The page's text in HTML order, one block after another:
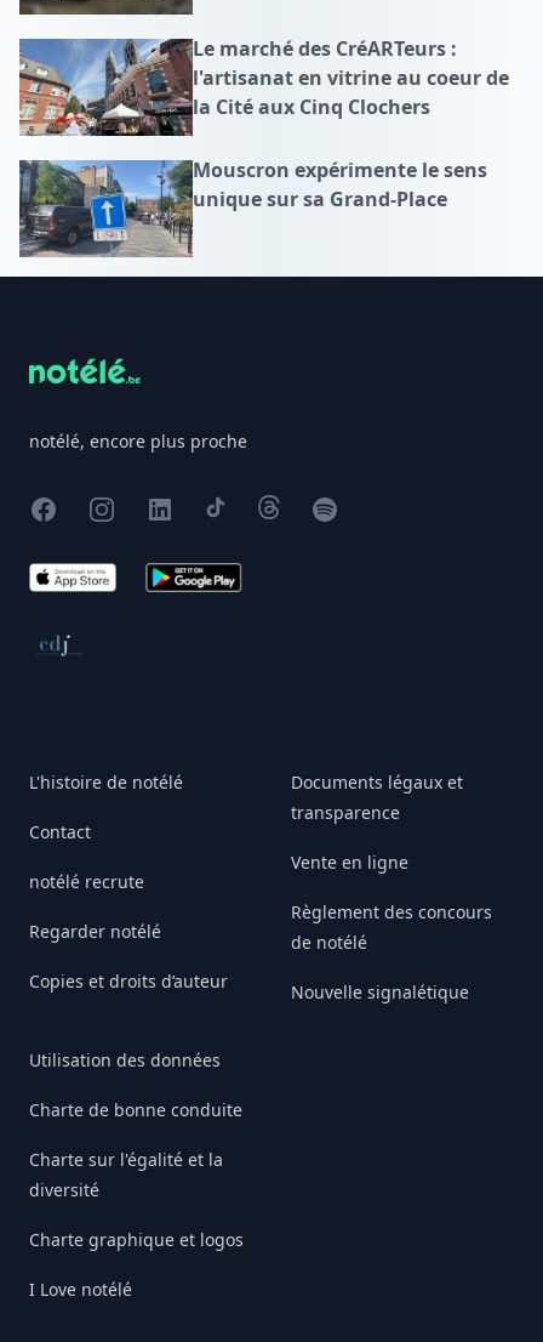
Le marché des CréARTeurs :
l'artisanat en vitrine au coeur de
la Cité aux Cinq Clochers
Mouscron expérimente le sens
unique sur sa Grand-Place
notélé, encore plus proche
FacebookInstagram
X TikTokThreadsSpotify
App Store Google Play
Conseil de déontologie journalistique
L'histoire de notélé
Contact
notélé recrute
Regarder notélé
Copies et droits d’auteur
Utilisation des données
Charte de bonne conduite
Charte sur l'égalité et la
diversité
Charte graphique et logos
I Love notélé
Documents légaux et
transparence
Vente en ligne
Règlement des concours
de notélé
Nouvelle signalétique